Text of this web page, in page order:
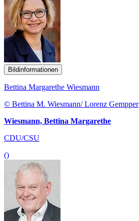
Bildinformationen
Bettina Margarethe Wiesmann
© Bettina M. Wiesmann/ Lorenz Gempper
Wiesmann, Bettina Margarethe
CDU/CSU
()